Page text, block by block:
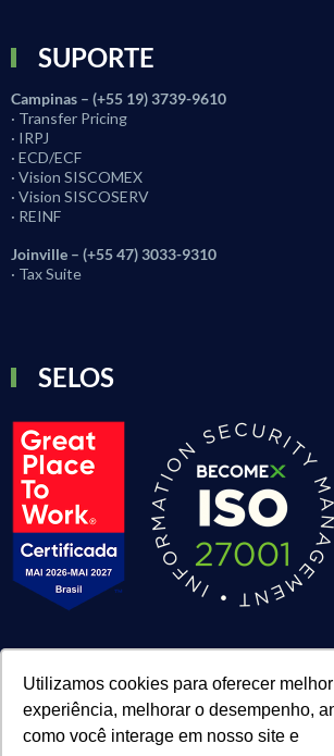
Utilizamos cookies para oferecer melhor
experiência, melhorar o desempenho,
como você interage em nosso site e
SUPORTE
Campinas – (+55 19) 3739-9610
· Transfer Pricing
· IRPJ
· ECD/ECF
· Vision SISCOMEX
· Vision SISCOSERV
· REINF
Joinville – (+55 47) 3033-9310
· Tax Suite
SELOS